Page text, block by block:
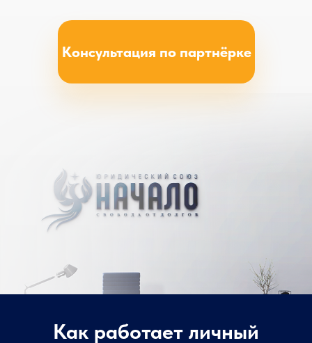
Консультация по партнёрке
Как работает личный